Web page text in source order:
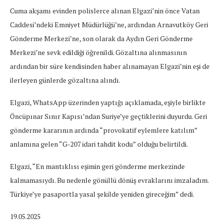
Cuma akşamı evinden polislerce alınan Elgazi’nin önce Vatan
Caddesi’ndeki Emniyet Müdürlüğü’ne, ardından Arnavutköy Geri
Gönderme Merkezi’ne, son olarak da Aydın Geri Gönderme
Merkezi’ne sevk edildiği öğrenildi. Gözaltına alınmasının
ardından bir süre kendisinden haber alınamayan Elgazi’nin eşi de
ilerleyen günlerde gözaltına alındı.
Elgazi, WhatsApp üzerinden yaptığı açıklamada, eşiyle birlikte
Öncüpınar Sınır Kapısı’ndan Suriye’ye geçtiklerini duyurdu. Geri
gönderme kararının ardında “provokatif eylemlere katılım”
anlamına gelen “G-207 idari tahdit kodu” olduğu belirtildi.
Elgazi, “En mantıklısı eşimin geri gönderme merkezinde
kalmamasıydı. Bu nedenle gönüllü dönüş evraklarını imzaladım.
Türkiye’ye pasaportla yasal şekilde yeniden gireceğim” dedi.
19.05.2025